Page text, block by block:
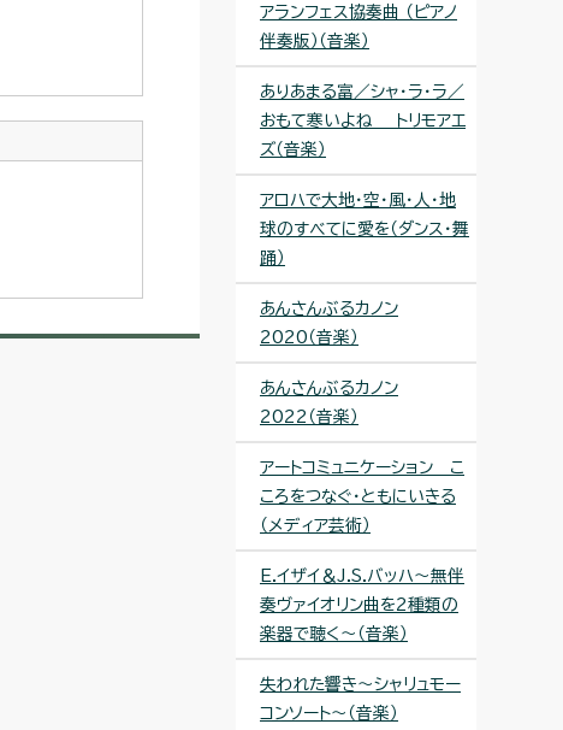
アランフェス協奏曲 （ピアノ
伴奏版）（音楽）
ありあまる富／シャ・ラ・ラ／
おもて寒いよね トリモアエ
ズ（音楽）
アロハで大地・空・風・人・地
球のすべてに愛を（ダンス・舞
踊）
あんさんぶるカノン
2020（音楽）
あんさんぶるカノン
2022（音楽）
アートコミュニケーション こ
ころをつなぐ・ともにいきる
（メディア芸術）
E.イザイ＆J.S.バッハ～無伴
奏ヴァイオリン曲を2種類の
楽器で聴く～（音楽）
失われた響き〜シャリュモー
コンソート〜（音楽）